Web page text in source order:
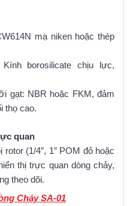
mạ niken hoặc thép
borosilicate chịu lực,
gạt: NBR hoặc FKM, đảm
thọ cao.
quan
(1/4″, 1″ POM đỏ hoặc
thị trực quan dòng chảy,
theo dõi.
Chảy SA-01